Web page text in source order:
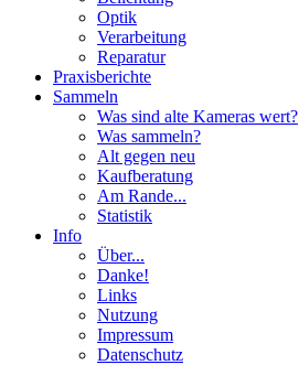
Optik
Verarbeitung
Reparatur
Praxisberichte
Sammeln
Was sind alte Kameras wert?
Was sammeln?
Alt gegen neu
Kaufberatung
Am Rande...
Statistik
Info
Über...
Danke!
Links
Nutzung
Impressum
Datenschutz